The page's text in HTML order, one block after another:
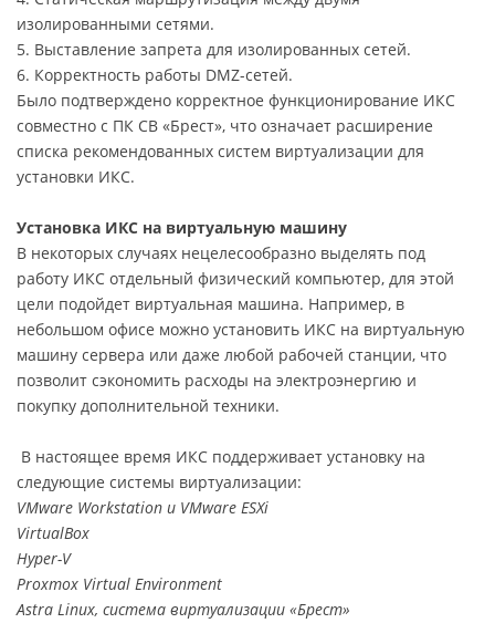
изолированными сетями.
5. Выставление запрета для изолированных сетей.
6. Корректность работы DMZ-сетей.
Было подтверждено корректное функционирование ИКС
совместно с ПК СВ «Брест», что означает расширение
списка рекомендованных систем виртуализации для
установки ИКС.
Установка ИКС на виртуальную машину
В некоторых случаях нецелесообразно выделять под
работу ИКС отдельный физический компьютер, для этой
цели подойдет виртуальная машина. Например, в
небольшом офисе можно установить ИКС на виртуальную
машину сервера или даже любой рабочей станции, что
позволит сэкономить расходы на электроэнергию и
покупку дополнительной техники.
В настоящее время ИКС поддерживает установку на
следующие системы виртуализации:
VMware Workstation и VMware ESXi
VirtualBox
Hyper-V
Proxmox Virtual Environment
Astra Linux, система виртуализации «Брест»